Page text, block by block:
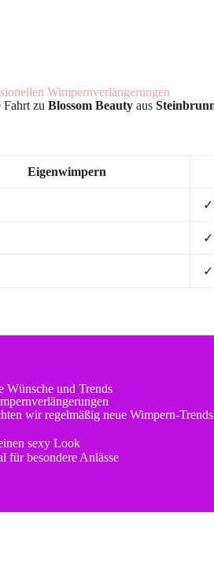
Wimpernverlängerungen
zu Blossom Beautyaus
Eigenwimpern
✓
✓
✓
Wünsche und Trends
wir regelmäßig neue Wimpern-
sexy Look
für besondere Anlässe